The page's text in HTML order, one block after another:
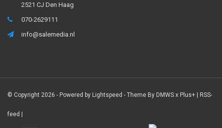
2521 CJ Den Haag
070-2629111
info@salemedia.nl
© Copyright 2026 - Powered by Lightspeed - Theme By DMWS x Plus+ | RSS-
feed |